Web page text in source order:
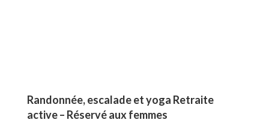
Randonnée, escalade et yoga Retraite
active – Réservé aux femmes